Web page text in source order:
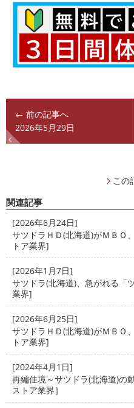
← 前の記事へ
2026年5月29日
この
関連記事
[2026年6月24日]
サツドラＨＤ(北海道)がＭＢ
トア業界]
[2026年1月7日]
サツドラ(北海道)、急がれる
業界]
[2026年6月25日]
サツドラＨＤ(北海道)がＭＢ
トア業界]
[2024年4月1日]
再編佳境～サツドラ(北海道)
ストア業界］